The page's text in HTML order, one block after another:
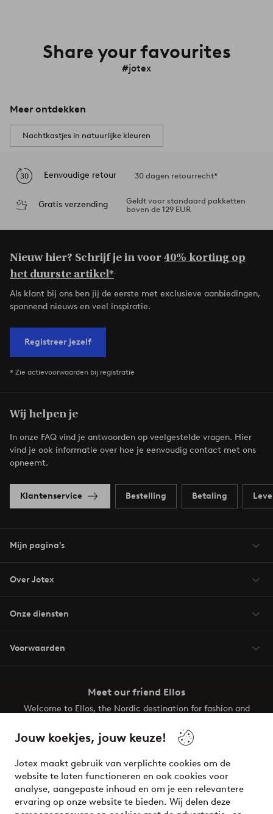
Jouw koekjes, jouw keuze!
Jotex maakt gebruik van verplichte cookies om de
website te laten functioneren en ook cookies voor
analyse, aangepaste inhoud en om je een relevantere
ervaring op onze website te bieden. Wij delen deze
Share your favourites
#jotex
Meer ontdekken
Nachtkastjes in natuurlijke kleuren
Eenvoudige retour 30 dagen retourrecht*
Gratis verzending
Geldt voor standaard pakketten
boven de 129 EUR
Nieuw hier? Schrijf je in voor40% korting op
het duurste artikel*
Als klant bij ons ben jij de eerste met exclusieve aanbiedingen,
spannend nieuws en veel inspiratie.
Registreer jezelf
* Zie actievoorwaarden bij registratie
Wij helpen je
In onze FAQ vind je antwoorden op veelgestelde vragen. Hier
vind je ook informatie over hoe je eenvoudig contact met ons
opneemt.
Klantenservice Bestelling Betaling
Mijn pagina's
Over Jotex
Onze diensten
Voorwaarden
Meet our friend Ellos
Welcome to Ellos, the Nordic destination for fashion and
your wardrobe. Your next inspiring look is here!